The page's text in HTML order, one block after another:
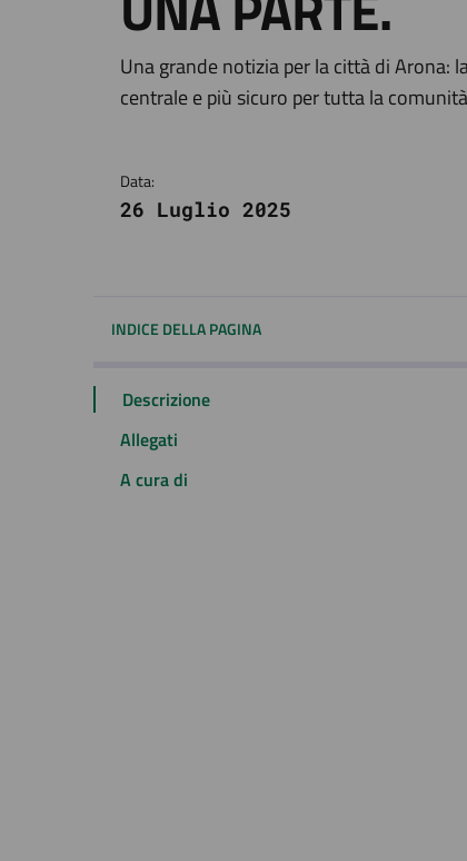
Dettagli della
Una grande notizia per la città di Arona:
centrale e più sicuro per tutta la
Data:
26 Luglio 2025
INDICE DELLA PAGINA
Descrizione
Allegati
A cura di